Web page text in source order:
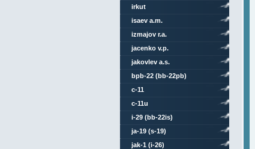
irkut
isaev a.m.
izmajov r.a.
jacenko v.p.
jakovlev a.s.
bpb-22 (bb-22pb)
c-11
c-11u
i-29 (bb-22is)
ja-19 (s-19)
jak-1 (i-26)